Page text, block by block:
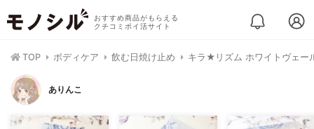
おすすめ商品がもらえる
クチコミポイ活サイト
TOP ボディケア 飲む日焼け止め キラ★リズム ホワイトヴェー
ありんこ